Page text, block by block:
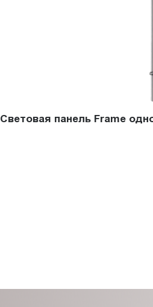
Световая панель Frame